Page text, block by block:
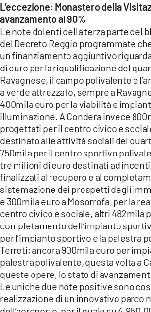
LACAPITALENEWS.IT
App
ANDROID
APPLE
L’eccezione: Monastero della
avanzamento al 90%
Le note dolenti della terza parte del
del Decreto Reggio programmate
un finanziamento aggiuntivo
di euro per la riqualificazione del
Ravagnese, il campo polivalente e
a verde attrezzato, sempre a
400mila euro per la viabilità e
illuminazione. A Condera invece
progettati per il centro civico e
destinato alle attività sociali del
750mila per il centro sportivo
tre milioni di euro destinati ad
finalizzati al recupero e al
sistemazione dei prospetti degli
e 300mila euro a Mosorrofa, per la
centro civico e sociale, altri 482mila
completamento dell’impianto
per l’impianto sportivo e la palestra
Terreti; ancora 900mila euro per
palestra polivalente, questa volta a
queste opere, lo stato di
Le uniche due note positive sono
realizzazione di un innovativo parco